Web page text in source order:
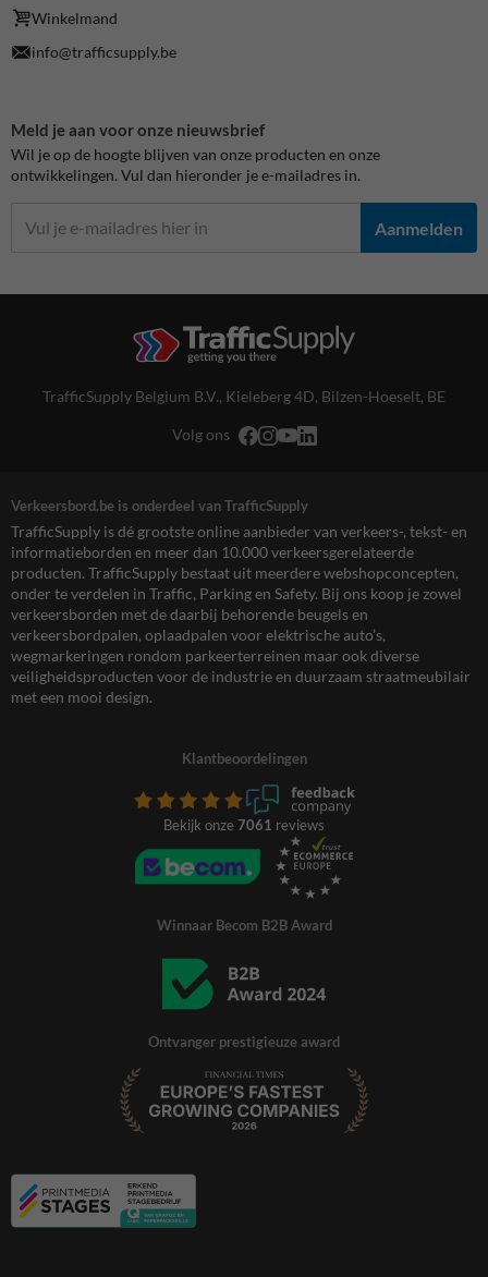
Winkelmand
info@trafficsupply.be
Meld je aan voor onze nieuwsbrief
Wil je op de hoogte blijven van onze producten en onze
ontwikkelingen. Vul dan hieronder je e-mailadres in.
Aanmelden
TrafficSupply Belgium B.V., Kieleberg 4D, Bilzen-Hoeselt, BE
Volg ons
Verkeersbord.be is onderdeel van TrafficSupply
TrafficSupply is dé grootste online aanbieder van verkeers-, tekst- en
informatieborden en meer dan 10.000 verkeersgerelateerde
producten. TrafficSupply bestaat uit meerdere webshopconcepten,
onder te verdelen in Traffic, Parking en Safety. Bij ons koop je zowel
verkeersborden met de daarbij behorende beugels en
verkeersbordpalen, oplaadpalen voor elektrische auto’s,
wegmarkeringen rondom parkeerterreinen maar ook diverse
veiligheidsproducten voor de industrie en duurzaam straatmeubilair
met een mooi design.
Klantbeoordelingen
Bekijk onze 7061 reviews
Winnaar Becom B2B Award
Ontvanger prestigieuze award